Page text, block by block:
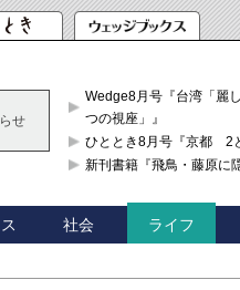
せ
Wedge8月号『台湾「麗
つの視座」』
ひととき8月号『京都 2
新刊書籍『飛鳥・藤原に
社会 ライフ